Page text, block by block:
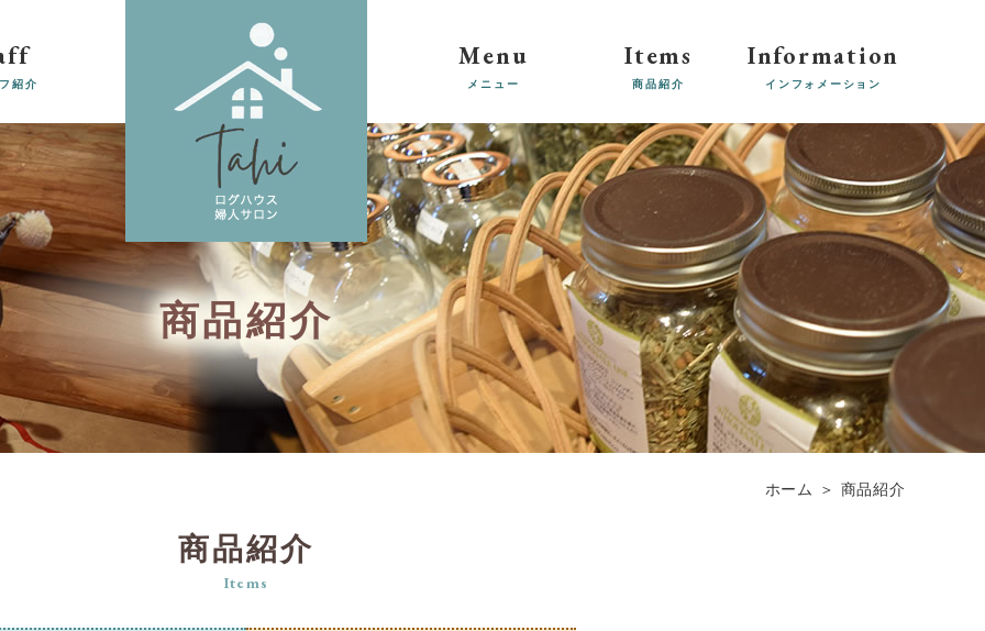
紹介
Menu
メニュー
Items
商品紹介
Information
インフォメーション
商品紹介
ホーム ＞ 商品紹介
商品紹介
Items